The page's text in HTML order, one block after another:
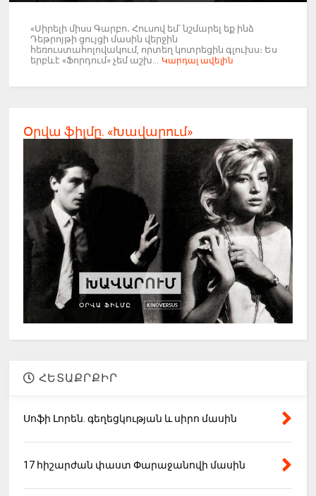
«Սիրելի միսս Գարբո․ Հուսով եմ՝ նշմարել եք ինձ
Դեթրոյթի ցույցի մասին վերջին
հեռուստահոլովակում, որտեղ կոտրեցին գլուխս։ Ես
երբևէ «Ֆորդում» չեմ աշխ...
Կարդալ ավելին
Օրվա ֆիլմը. «Խավարում»
ՀԵՏԱՔՐՔԻՐ
Սոֆի Լորեն. գեղեցկության և սիրո մասին
17 հիշարժան փաստ Փարաջանովի մասին